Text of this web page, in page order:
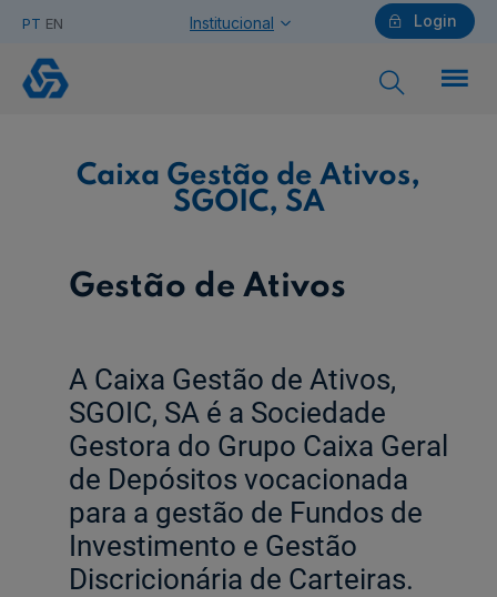
PT EN Login
Institucional
Empresas
Ajuda Empresas
Caixa
Gestão
de
Ativos,
Caixa Gestão de Ativos,
SGOIC, SA
Gestão de Ativos
A Caixa Gestão de Ativos,
SGOIC, SA é a Sociedade
Gestora do Grupo Caixa Geral
de Depósitos vocacionada
para a gestão de Fundos de
Investimento e Gestão
Discricionária de Carteiras.